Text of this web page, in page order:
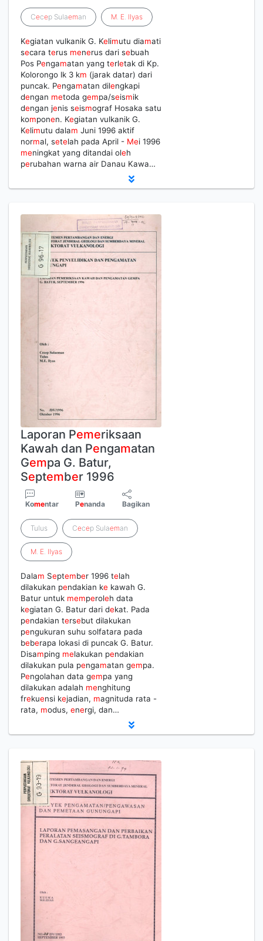
Cecep Sulaeman M. E. Ilyas
Kegiatan vulkanik G. Kelimutu diamati
secara terus menerus dari sebuah
Pos Pengamatan yang terletak di Kp.
Kolorongo lk 3 km (jarak datar) dari
puncak. Pengamatan dilengkapi
dengan metoda gempa/seismik
dengan jenis seismograf Hosaka satu
komponen. Kegiatan vulkanik G.
Kelimutu dalam Juni 1996 aktif
normal, setelah pada April - Mei 1996
meningkat yang ditandai oleh
perubahan warna air Danau Kawa…
Laporan Pemeriksaan
Kawah dan Pengamatan
Gempa G. Batur,
September 1996
Komentar Penanda Bagikan
Tulus Cecep Sulaeman
M. E. Ilyas
Dalam September 1996 telah
dilakukan pendakian ke kawah G.
Batur untuk memperoleh data
kegiatan G. Batur dari dekat. Pada
pendakian tersebut dilakukan
pengukuran suhu solfatara pada
beberapa lokasi di puncak G. Batur.
Disamping melakukan pendakian
dilakukan pula pengamatan gempa.
Pengolahan data gempa yang
dilakukan adalah menghitung
frekuensi kejadian, magnituda rata -
rata, modus, energi, dan…